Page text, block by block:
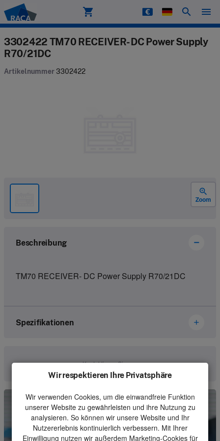
Raca shopping_cart search menu
3302422 TM70 RECEIVER- DC Power Supply
R70/21DC
Artikelnummer3302422
zoom_in
Zoom
Beschreibung
TM70 RECEIVER- DC Power Supply R70/21DC
Spezifikationen
Artikelnummer
3302422
Receiver
Einheit
Stück
Mindestbestellmenge
1
Kontaktieren Sie uns
Wir respektieren Ihre Privatsphäre
Wir verwenden Cookies, um die einwandfreie Funktion
unserer Website zu gewährleisten und ihre Nutzung zu
analysieren. So können wir unsere Website und Ihr
Nutzererlebnis kontinuierlich verbessern. Mit Ihrer
Einwilligung nutzen wir außerdem Marketing-Cookies für